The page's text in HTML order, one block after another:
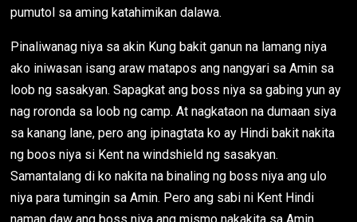
pumutol sa aming katahimikan dalawa.
Pinaliwanag niya sa akin Kung bakit ganun na lamang niya
ako iniwasan isang araw matapos ang nangyari sa Amin sa
loob ng sasakyan. Sapagkat ang boss niya sa gabing yun ay
nag roronda sa loob ng camp. At nagkataon na dumaan siya
sa kanang lane, pero ang ipinagtata ko ay Hindi bakit nakita
ng boos niya si Kent na windshield ng sasakyan.
Samantalang di ko nakita na binaling ng boss niya ang ulo
niya para tumingin sa Amin. Pero ang sabi ni Kent Hindi